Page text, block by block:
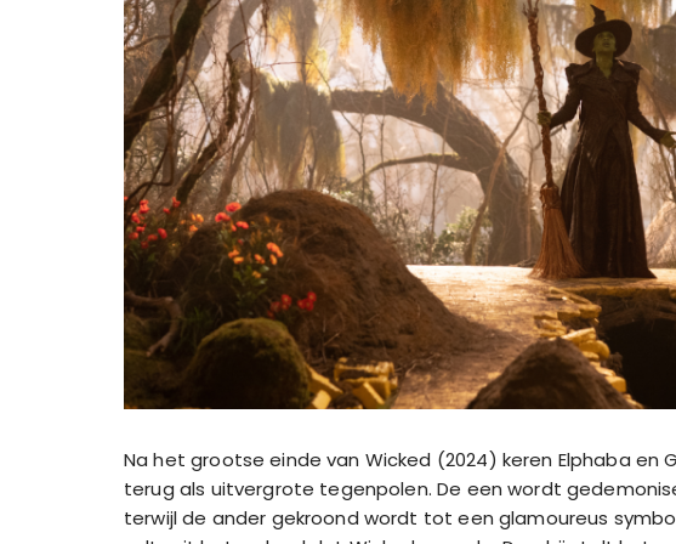
Na het grootse einde van Wicked (2024) keren Elphaba en
terug als uitvergrote tegenpolen. De een wordt
terwijl de ander gekroond wordt tot een glamoureus